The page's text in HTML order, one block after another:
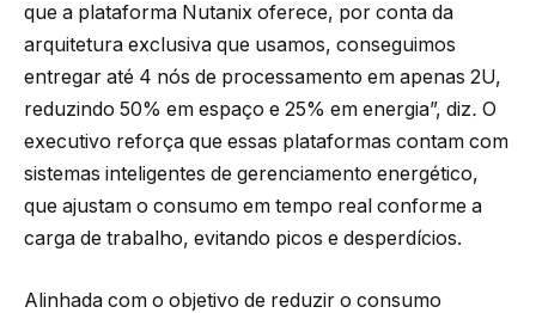
que a plataforma Nutanix oferece, por conta da
arquitetura exclusiva que usamos, conseguimos
entregar até 4 nós de processamento em apenas 2U,
reduzindo 50% em espaço e 25% em energia”, diz. O
executivo reforça que essas plataformas contam com
sistemas inteligentes de gerenciamento energético,
que ajustam o consumo em tempo real conforme a
carga de trabalho, evitando picos e desperdícios.
Alinhada com o objetivo de reduzir o consumo